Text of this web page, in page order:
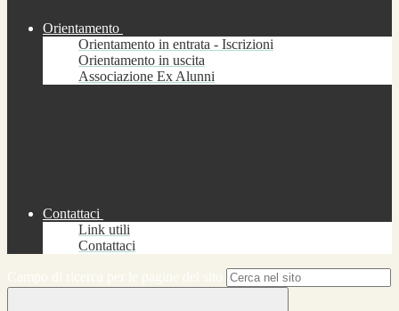
Orientamento
Orientamento in entrata - Iscrizioni
Orientamento in uscita
Associazione Ex Alunni
Contattaci
Link utili
Contattaci